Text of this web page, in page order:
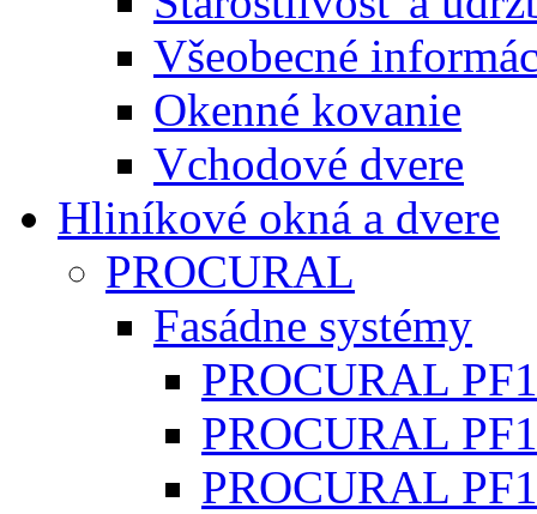
Všeobecné
Okenné kovanie
Vchodové dvere
Hliníkové okná a dvere
PROCURAL
Fasádne systémy
PROCURAL
PROCURAL
PROCURAL